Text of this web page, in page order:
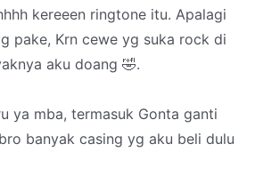
kereeen ringtone itu. Apalagi
pake, Krn cewe yg suka rock di
aku doang 🤣.
ya mba, termasuk Gonta ganti
banyak casing yg aku beli dulu